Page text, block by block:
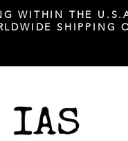
WITHIN THE
SHIPPING